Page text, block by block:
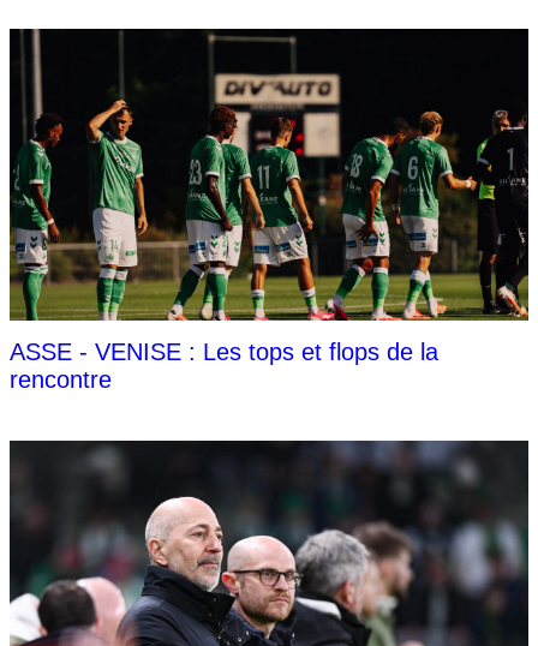
ASSE - VENISE : Les tops et flops de la
rencontre